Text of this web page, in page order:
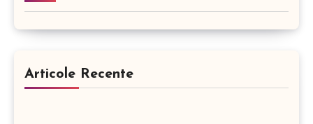
Articole Recente